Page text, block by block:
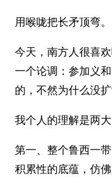
用喉咙把长矛顶弯。
今天，南方人很喜
一个论调：参加义
的，不然为什么没
我个人的理解是两大
第一、整个鲁西一
积累性的底蕴，仿